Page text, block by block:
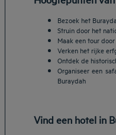
Bezoek het
Struin door het
Maak een tour
Verken het rijke
Ontdek de
Organiseer een
Buraydah
Vind een hotel in